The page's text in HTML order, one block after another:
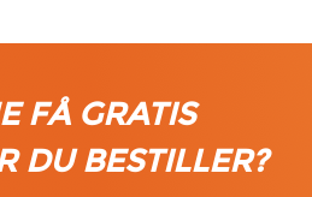
FÅ GRATIS
DU BESTILLER?